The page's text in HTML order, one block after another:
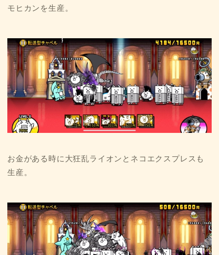
モヒカンを生産。
お金がある時に大狂乱ライオンとネコエクスプレスも
生産。